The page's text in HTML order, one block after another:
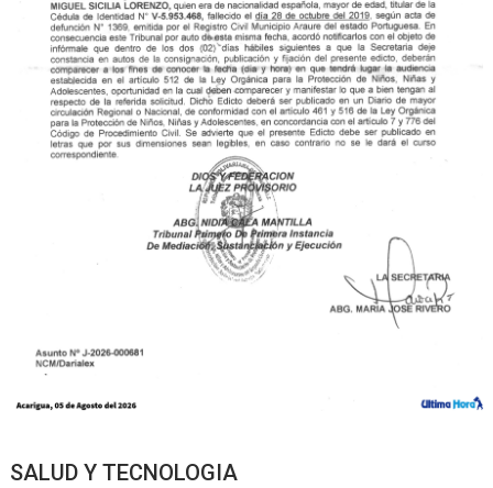
SALUD Y TECNOLOGIA